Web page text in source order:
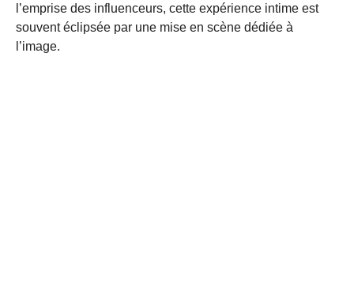
l’emprise des influenceurs, cette expérience intime est
souvent éclipsée par une mise en scène dédiée à
l’image.